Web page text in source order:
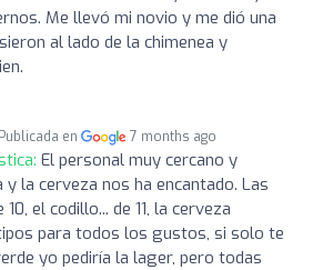
Me llevó mi novio y me dió una
al lado de la chimenea y
Publicada en 7 months ago
El personal muy cercano y
y la cerveza nos ha encantado. Las
el codillo... de 11, la cerveza
para todos los gustos, si solo te
yo pediría la lager, pero todas